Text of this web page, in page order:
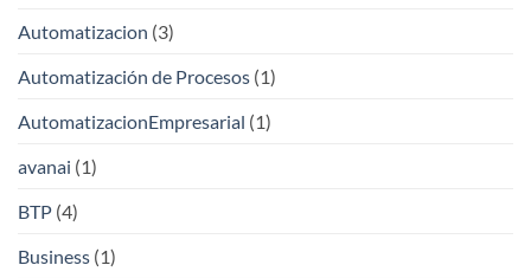
Automatizacion (3)
Automatización de Procesos (1)
AutomatizacionEmpresarial (1)
avanai (1)
BTP (4)
Business (1)